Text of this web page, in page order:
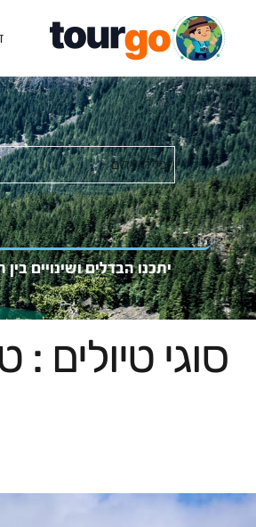
כל היעדים
יתכנו הבדלים ושינויים
סוגי טיולים :